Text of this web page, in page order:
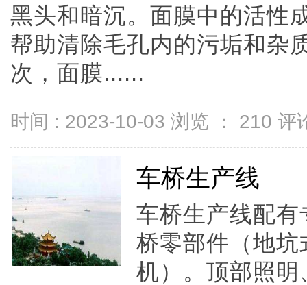
黑头和暗沉。面膜中的活性
帮助清除毛孔内的污垢和杂
次，面膜......
时间 : 2023-10-03 浏览 ： 210 评
车桥生产线
车桥生产线配
桥零部件（地
机）。顶部照